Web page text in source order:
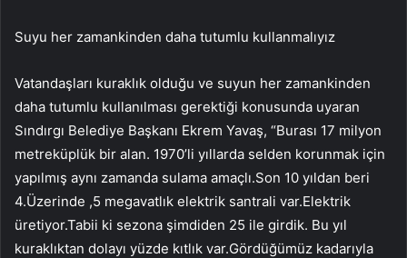
Suyu her zamankinden daha tutumlu kullanmalıyız
Vatandaşları kuraklık olduğu ve suyun her zamankinden
daha tutumlu kullanılması gerektiği konusunda uyaran
Sındırgı Belediye Başkanı Ekrem Yavaş, “Burası 17 milyon
metreküplük bir alan. 1970’li yıllarda selden korunmak için
yapılmış aynı zamanda sulama amaçlı.Son 10 yıldan beri
4.Üzerinde ,5 megavatlık elektrik santrali var.Elektrik
üretiyor.Tabii ki sezona şimdiden 25 ile girdik. Bu yıl
kuraklıktan dolayı yüzde kıtlık var.Gördüğümüz kadarıyla